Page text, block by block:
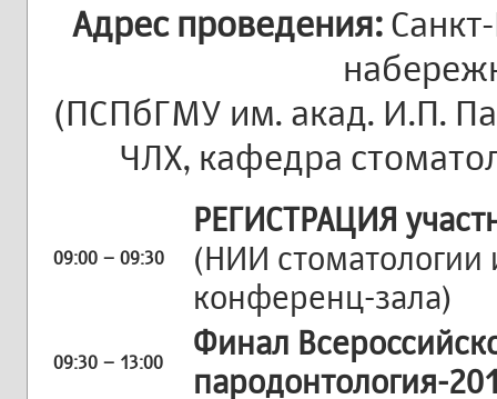
Адрес проведения:
(ПСПбГМУ им. акад. И.П.
ЧЛХ, кафедра
09:00 – 09:30
РЕГИСТРАЦИЯ
(НИИ стоматологии
конференц-зала)
09:30 – 13:00
Финал
пародонтология-